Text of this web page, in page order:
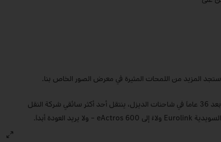
ستجد المزيد من اللمحات المثيرة في معرض الصور الخاص بنا.
بعد 36 عاماً في شاحنات الديزل، ينتقل أحد أكثر سائقي شركة النقل
السويدية Eurolink ولاءً إلى eActros 600 – ولا يريد العودة أبداً.